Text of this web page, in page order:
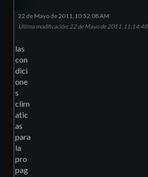
22 de Mayo de 2011, 10:52:08 AM
Ultima modificación: 22 de Mayo de 2011,
las
con
dici
one
s
clim
atic
as
para
la
pro
pag